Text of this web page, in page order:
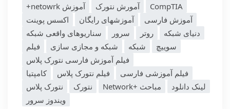
CompTIA
آمورش نتورک
آموزش netowrk+
آموزش فارسی
آموزشهای رایگان
اکسس پوینت
دنیای شبکه
روتر سرور
سناریوهای واقعی شبکه
سوییچ
شبکه شبکه و مجازی سازی
فیلم
فیلم آموزش فارسی نتورک پلاس
فیلم آموزشی فارسی
فیلم نتورک پلاس
کامپتیا
لینک دانلود
مباحث +Network نتورک
نتورک پلاس
ویندوز سرور